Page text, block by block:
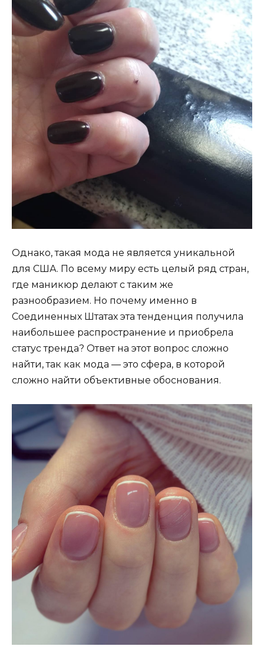
Однако, такая мода не является уникальной
для США. По всему миру есть целый ряд стран,
где маникюр делают с таким же
разнообразием. Но почему именно в
Соединенных Штатах эта тенденция получила
наибольшее распространение и приобрела
статус тренда? Ответ на этот вопрос сложно
найти, так как мода — это сфера, в которой
сложно найти объективные обоснования.